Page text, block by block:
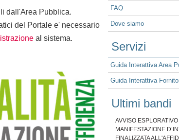
dall'Area Pubblica.
del Portale e' necessario
al sistema.
FAQ
Dove siamo
Servizi
Guida Interattiva Area
Guida Interattiva
Ultimi bandi
AVVISO ESPLORATIVO
FINALIZZATA
DIRETTO AI SENSI
LA STIPULA DI UN
QUADRO AD UN
OPERATORE PER
DEL “SERVIZIO
PRESTAZIONI
PER LA DEFINIZIONE
MONITORAGGIO
TRATTI DI CORSI
SOTTESI AD IMPIANTI